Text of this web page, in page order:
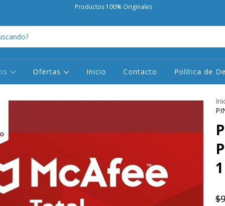
Productos 100% Originales
Ofertas Inicio Contacto Política de